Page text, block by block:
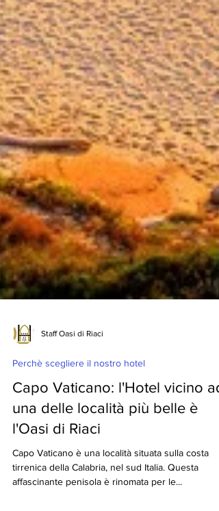
Perchè scegliere il nostro hotel
Capo Vaticano: l'Hotel vicino ad
una delle località più belle è
l'Oasi di Riaci
Capo Vaticano è una località situata sulla costa
tirrenica della Calabria, nel sud Italia. Questa